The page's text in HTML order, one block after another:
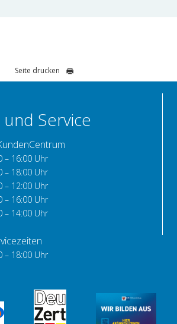
Seite drucken
Service
– 16:00 Uhr
– 18:00 Uhr
– 12:00 Uhr
– 16:00 Uhr
– 14:00 Uhr
– 18:00 Uhr